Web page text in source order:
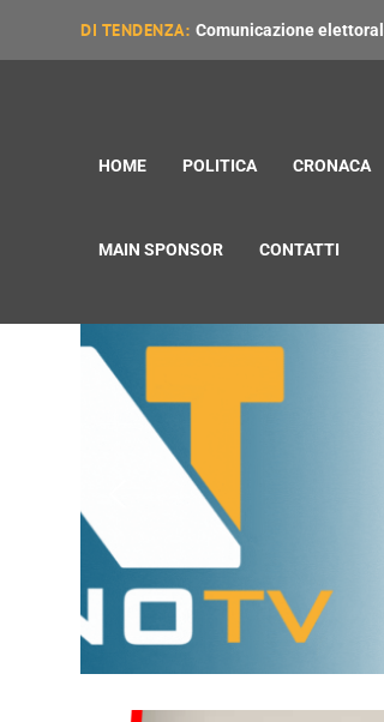
DI TENDENZA: Comunicazione
HOME POLITICA CRONACA
MAIN SPONSOR CONTATTI